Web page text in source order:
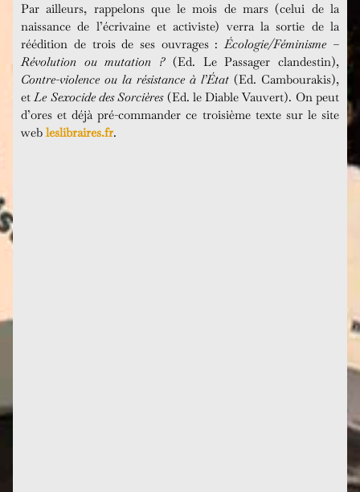
Par ailleurs, rappelons que le mois de mars (celui de la
naissance de l’écrivaine et activiste) verra la sortie de la
réédition de trois de ses ouvrages :Écologie/Féminisme –
Révolution ou mutation ?(Ed. Le Passager clandestin),
Contre-violence ou la résistance à l’État(Ed. Cambourakis),
etLe Sexocide des Sorcières(Ed. le Diable Vauvert). On peut
d’ores et déjà pré-commander ce troisième texte sur le site
webleslibraires.fr.